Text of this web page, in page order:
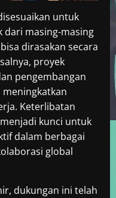
untuk
dari masing-masing
dirasakan secara
proyek
pengembangan
Keterlibatan
kunci untuk
dalam berbagai
global
dukungan ini telah